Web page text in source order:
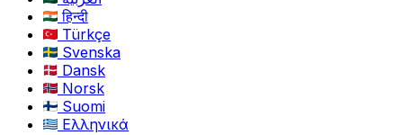
हिन्दी
Türkçe
Svenska
Dansk
Norsk
Suomi
Ελληνικά